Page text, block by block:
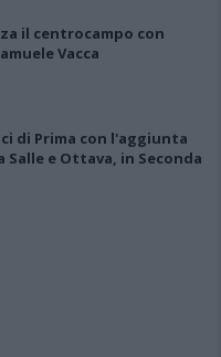
il centrocampo con
Vacca
di Prima con l'aggiunta
Salle e Ottava, in Seconda